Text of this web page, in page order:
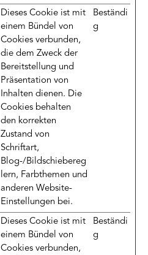
Dieses Cookie ist mit
einem Bündel von
Cookies verbunden,
die dem Zweck der
Bereitstellung und
Präsentation von
Inhalten dienen. Die
Cookies behalten
den korrekten
Zustand von
Schriftart,
Blog-/Bildschiebereg
lern, Farbthemen und
anderen Website-
Einstellungen bei.
Beständi
g
Dieses Cookie ist mit
einem Bündel von
Cookies verbunden,
Beständi
g